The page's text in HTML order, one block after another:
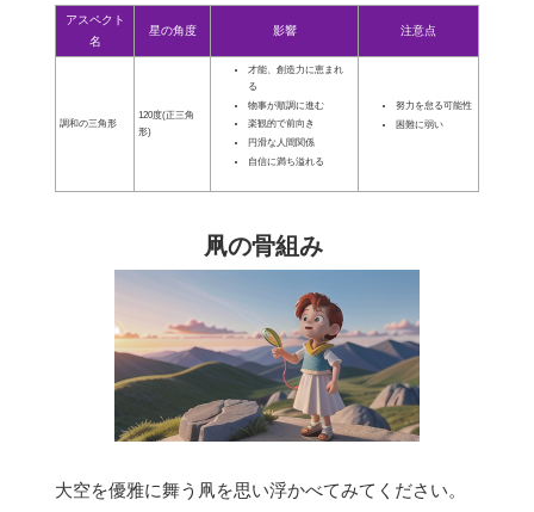
アスペクト
名
星の角度 影響 注意点
調和の三角形
120度(正三角
形)
才能、創造力に恵まれ
る
物事が順調に進む
楽観的で前向き
円滑な人間関係
自信に満ち溢れる
努力を怠る可能性
困難に弱い
凧の骨組み
大空を優雅に舞う凧を思い浮かべてみてください。